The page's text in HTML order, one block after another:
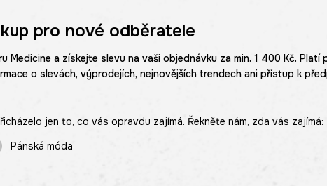
pro nové odběratele
Medicine a získejte slevu na vaši objednávku za min. 1 400 Kč. Platí
o slevách, výprodejích, nejnovějších trendech ani přístup k
jen to, co vás opravdu zajímá. Řekněte nám, zda vás zajímá:
Pánská móda